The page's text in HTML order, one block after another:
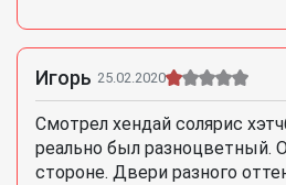
Игорь 25.02.2020
Смотрел хендай солярис
реально был разноцветный.
стороне. Двери разного